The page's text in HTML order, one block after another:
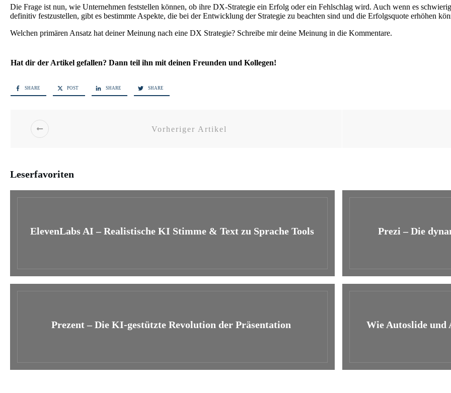
Die Frage ist nun, wie Unternehmen feststellen können, ob ihre DX-Strategie ein Erfolg oder ein Fehlschlag wird. Auch wenn es
definitiv festzustellen, gibt es bestimmte Aspekte, die bei der Entwicklung der Strategie zu beachten sind und die Erfolgsquote erhöhen
Welchen primären Ansatz hat deiner Meinung nach eine DX Strategie? Schreibe mir deine Meinung in die Kommentare.
Hat dir der Artikel gefallen? Dann teil ihn mit deinen Freunden und Kollegen!
SHARE POST SHARE SHARE
Vorheriger Artikel
Leserfavoriten
ElevenLabs AI – Realistische KI Stimme & Text zu Sprache Tools Prezi – Die
Prezent – Die KI-gestützte Revolution der Präsentation Wie Autoslide